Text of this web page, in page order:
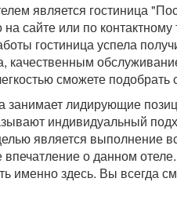
является гостиница
сайте или по
гостиница успела
качественным
сможете подобрать
занимает лидирующие
индивидуальный
является выполнение
впечатление о данном
именно здесь. Вы всегда